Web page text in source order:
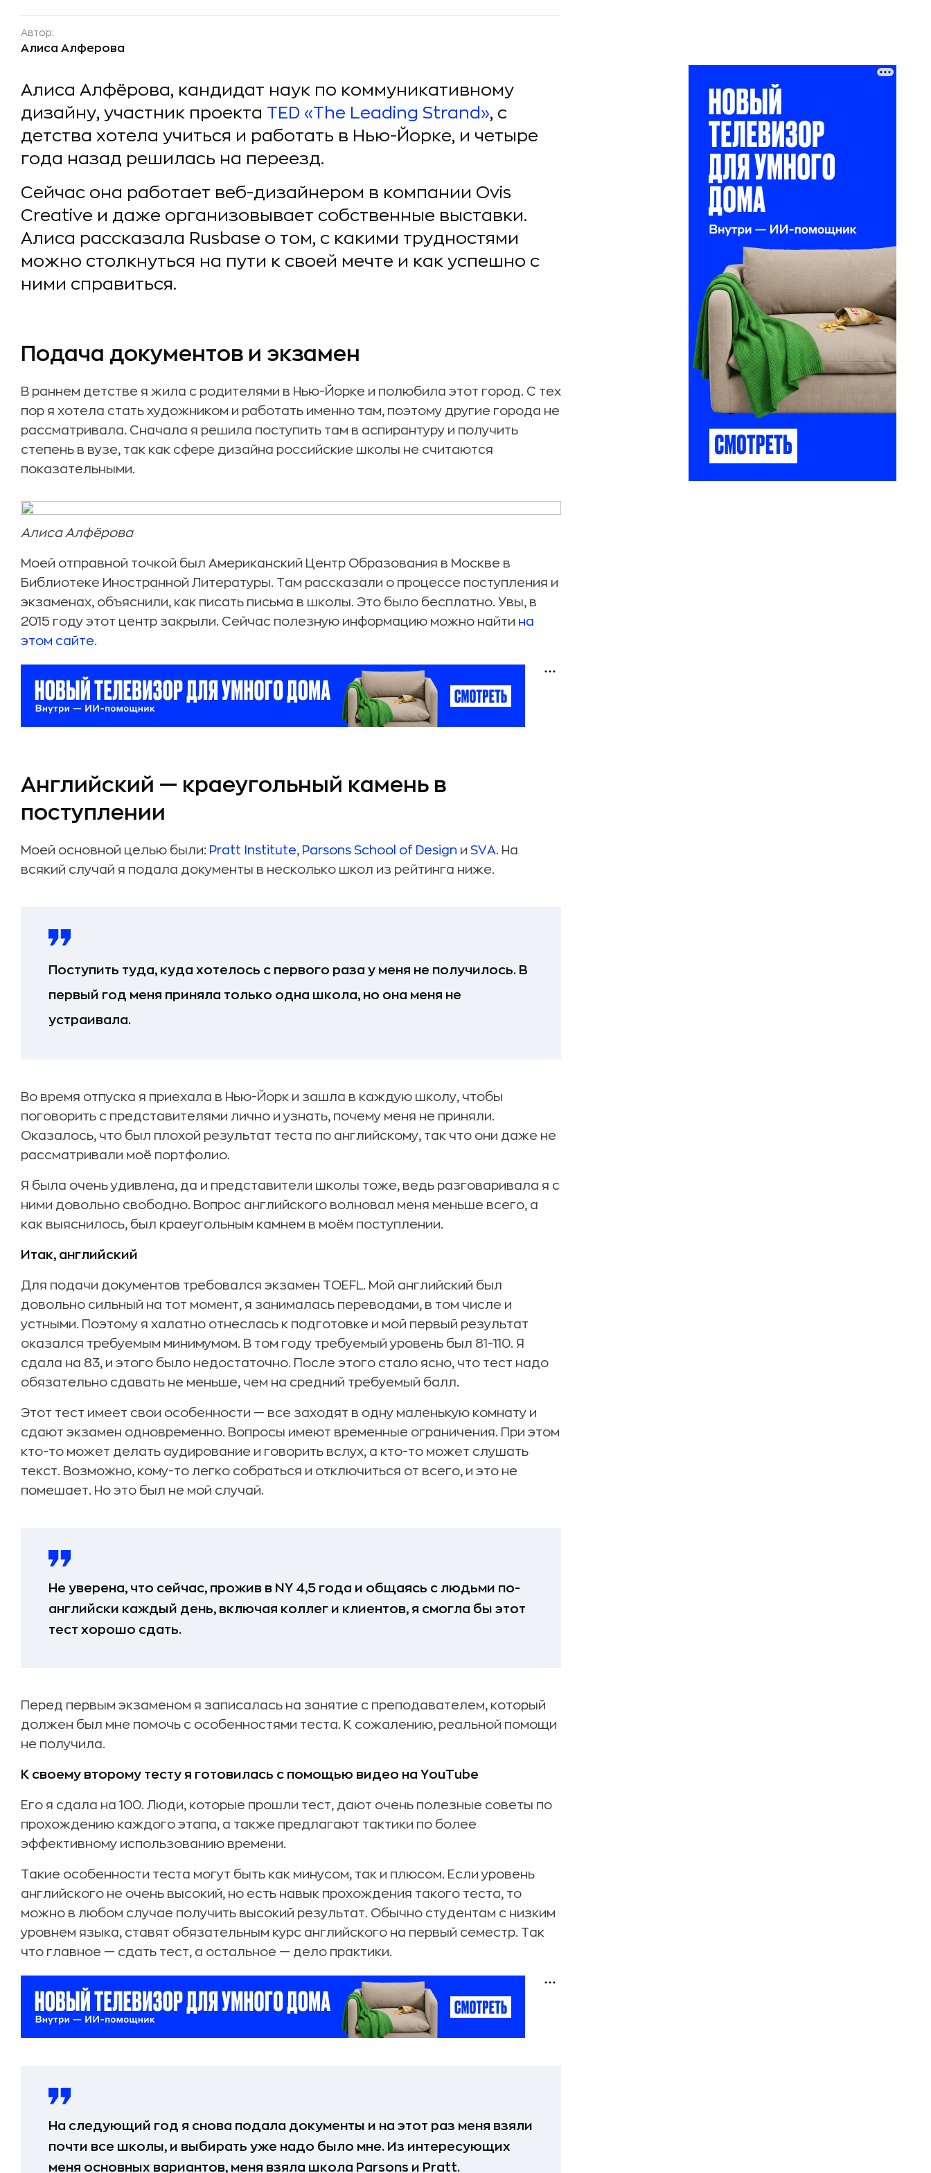
Автор:
Алиса Алферова
Алиса Алфёрова, кандидат наук по коммуникативному
дизайну, участник проекта TED «The Leading Strand», с
детства хотела учиться и работать в Нью-Йорке, и четыре
года назад решилась на переезд.
Сейчас она работает веб-дизайнером в компании Ovis
Creative и даже организовывает собственные выставки.
Алиса рассказала Rusbase о том, с какими трудностями
можно столкнуться на пути к своей мечте и как успешно с
ними справиться.
Подача документов и экзамен
В раннем детстве я жила с родителями в Нью-Йорке и полюбила этот город. С тех
пор я хотела стать художником и работать именно там, поэтому другие города не
рассматривала. Сначала я решила поступить там в аспирантуру и получить
степень в вузе, так как сфере дизайна российские школы не считаются
показательными.
Алиса Алфёрова
Моей отправной точкой был Американский Центр Образования в Москве в
Библиотеке Иностранной Литературы. Там рассказали о процессе поступления и
экзаменах, объяснили, как писать письма в школы. Это было бесплатно. Увы, в
2015 году этот центр закрыли. Сейчас полезную информацию можно найти на
этом сайте.
Английский — краеугольный камень в
поступлении
Моей основной целью были: Pratt Institute, Parsons School of Design и SVA. На
всякий случай я подала документы в несколько школ из рейтинга ниже.
Поступить туда, куда хотелось с первого раза у меня не получилось. В
первый год меня приняла только одна школа, но она меня не
устраивала.
Во время отпуска я приехала в Нью-Йорк и зашла в каждую школу, чтобы
поговорить с представителями лично и узнать, почему меня не приняли.
Оказалось, что был плохой результат теста по английскому, так что они даже не
рассматривали моё портфолио.
Я была очень удивлена, да и представители школы тоже, ведь разговаривала я с
ними довольно свободно. Вопрос английского волновал меня меньше всего, а
как выяснилось, был краеугольным камнем в моём поступлении.
Итак, английский
Для подачи документов требовался экзамен TOEFL. Мой английский был
довольно сильный на тот момент, я занималась переводами, в том числе и
устными. Поэтому я халатно отнеслась к подготовке и мой первый результат
оказался требуемым минимумом. В том году требуемый уровень был 81-110. Я
сдала на 83, и этого было недостаточно. После этого стало ясно, что тест надо
обязательно сдавать не меньше, чем на средний требуемый балл.
Этот тест имеет свои особенности — все заходят в одну маленькую комнату и
сдают экзамен одновременно. Вопросы имеют временные ограничения. При этом
кто-то может делать аудирование и говорить вслух, а кто-то может слушать
текст. Возможно, кому-то легко собраться и отключиться от всего, и это не
помешает. Но это был не мой случай.
Не уверена, что сейчас, прожив в NY 4,5 года и общаясь с людьми по-
английски каждый день, включая коллег и клиентов, я смогла бы этот
тест хорошо сдать.
Перед первым экзаменом я записалась на занятие с преподавателем, который
должен был мне помочь с особенностями теста. К сожалению, реальной помощи
не получила.
К своему второму тесту я готовилась с помощью видео на YouTube
Его я сдала на 100. Люди, которые прошли тест, дают очень полезные советы по
прохождению каждого этапа, а также предлагают тактики по более
эффективному использованию времени.
Такие особенности теста могут быть как минусом, так и плюсом. Если уровень
английского не очень высокий, но есть навык прохождения такого теста, то
можно в любом случае получить высокий результат. Обычно студентам с низким
уровнем языка, ставят обязательным курс английского на первый семестр. Так
что главное — сдать тест, а остальное — дело практики.
На следующий год я снова подала документы и на этот раз меня взяли
почти все школы, и выбирать уже надо было мне. Из интересующих
меня основных вариантов, меня взяла школа Parsons и Pratt.